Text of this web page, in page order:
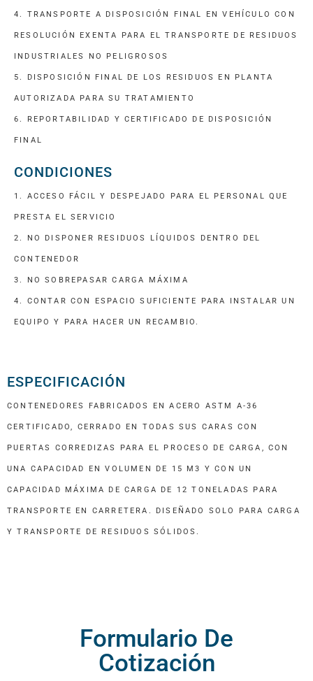
4. TRANSPORTE A DISPOSICIÓN FINAL EN VEHÍCULO CON
RESOLUCIÓN EXENTA PARA EL TRANSPORTE DE RESIDUOS
INDUSTRIALES NO PELIGROSOS
5. DISPOSICIÓN FINAL DE LOS RESIDUOS EN PLANTA
AUTORIZADA PARA SU TRATAMIENTO
6. REPORTABILIDAD Y CERTIFICADO DE DISPOSICIÓN
FINAL
CONDICIONES
1. ACCESO FÁCIL Y DESPEJADO PARA EL PERSONAL QUE
PRESTA EL SERVICIO
2. NO DISPONER RESIDUOS LÍQUIDOS DENTRO DEL
CONTENEDOR
3. NO SOBREPASAR CARGA MÁXIMA
4. CONTAR CON ESPACIO SUFICIENTE PARA INSTALAR UN
EQUIPO Y PARA HACER UN RECAMBIO.
ESPECIFICACIÓN
CONTENEDORES FABRICADOS EN ACERO ASTM A-36
CERTIFICADO, CERRADO EN TODAS SUS CARAS CON
PUERTAS CORREDIZAS PARA EL PROCESO DE CARGA, CON
UNA CAPACIDAD EN VOLUMEN DE 15 M3 Y CON UN
CAPACIDAD MÁXIMA DE CARGA DE 12 TONELADAS PARA
TRANSPORTE EN CARRETERA. DISEÑADO SOLO PARA CARGA
Y TRANSPORTE DE RESIDUOS SÓLIDOS.
Formulario De
Cotización